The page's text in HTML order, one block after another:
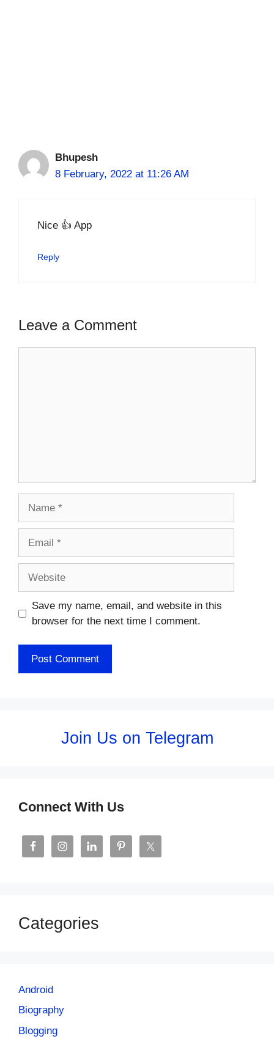
Bhupesh
8 February, 2022 at 11:26 AM
Nice 👍 App
Reply
Leave a Comment
Save my name, email, and website in this
browser for the next time I comment.
Join Us on Telegram
Connect With Us
Categories
Android
Biography
Blogging